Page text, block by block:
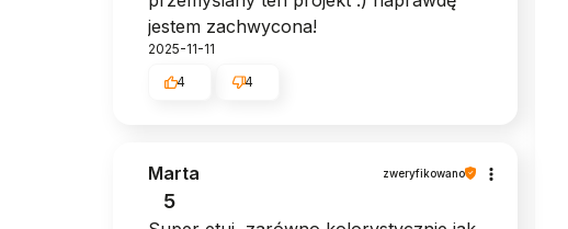
jestem zachwycona!
2025-11-11
4 4
Marta zweryfikowano
5